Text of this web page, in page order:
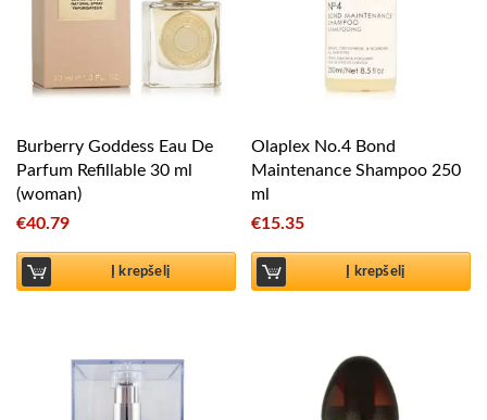
Burberry Goddess Eau De
Parfum Refillable 30 ml
(woman)
€40.79
Į krepšelį
Olaplex No.4 Bond
Maintenance Shampoo 250
ml
€15.35
Į krepšelį